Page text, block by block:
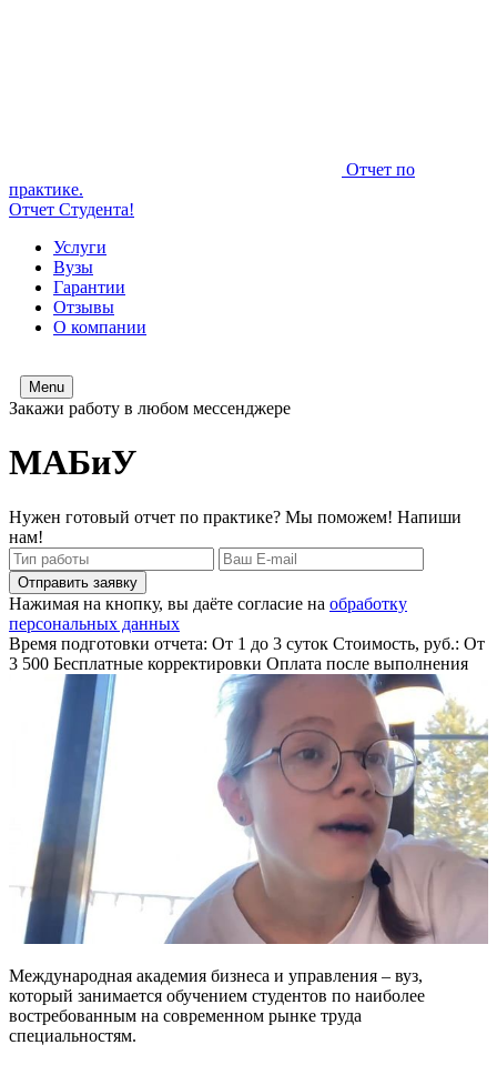
Отчет по
практике.
Отчет Студента!
Услуги
Вузы
Гарантии
Отзывы
О компании
Menu
Закажи работу в любом мессенджере
МАБиУ
Нужен готовый отчет по практике? Мы поможем! Напиши
нам!
Отправить заявку
Нажимая на кнопку, вы даёте согласие на обработку
персональных данных
Время подготовки отчета: От 1 до 3 суток Стоимость, руб.: От
3 500 Бесплатные корректировки Оплата после выполнения
Международная академия бизнеса и управления – вуз,
который занимается обучением студентов по наиболее
востребованным на современном рынке труда
специальностям.